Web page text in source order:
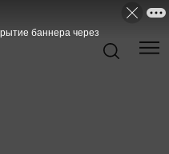
баннера через